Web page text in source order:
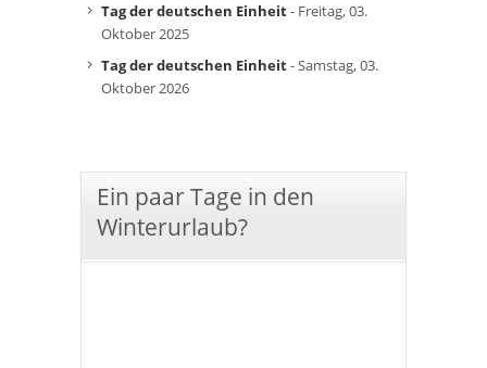
Tag der deutschen Einheit- Freitag, 03.
Oktober 2025
Tag der deutschen Einheit- Samstag, 03.
Oktober 2026
Ein paar Tage in den
Winterurlaub?